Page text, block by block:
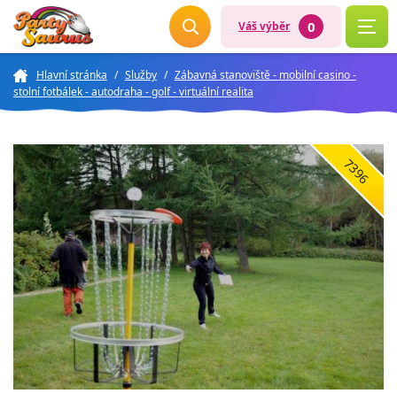
Váš výběr 0
Hlavní stránka / Služby / Zábavná stanoviště - mobilní casino -
stolní fotbálek - autodraha - golf - virtuální realita
7396